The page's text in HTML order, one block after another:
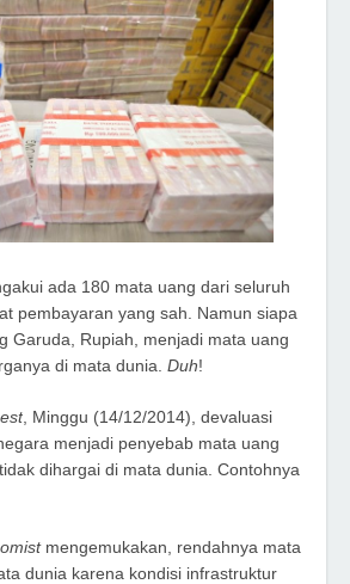
ada 180 mata uang dari seluruh
pembayaran yang sah. Namun siapa
Garuda, Rupiah, menjadi mata uang
di mata dunia. Duh!
, Minggu (14/12/2014), devaluasi
menjadi penyebab mata uang
dihargai di mata dunia. Contohnya
mengemukakan, rendahnya mata
dunia karena kondisi infrastruktur